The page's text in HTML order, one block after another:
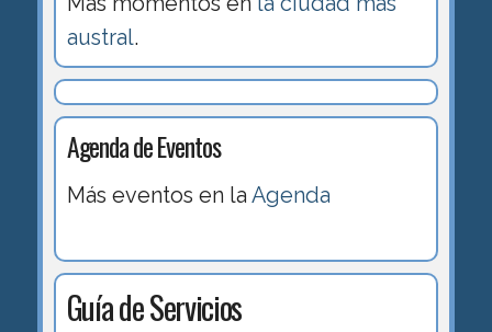
austral.
Agenda de Eventos
Más eventos en la Agenda
Guía de Servicios